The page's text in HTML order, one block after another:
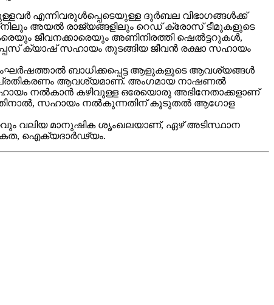
എന്നിവരുൾപ്പെടെയുള്ള ദുർബല വിഭാഗങ്ങൾക്ക്
അയൽ രാജ്യങ്ങളിലും റെഡ് ക്രോസ് ടീമുകളുടെ
ജീവനക്കാരെയും അണിനിരത്തി ഷെൽട്ടറുകൾ,
ക്യാഷ് സഹായം തുടങ്ങിയ ജീവൻ രക്ഷാ സഹായം
ബാധിക്കപ്പെട്ട ആളുകളുടെ ആവശ്യങ്ങൾ
പ്രതികരണം ആവശ്യമാണ്. അംഗമായ നാഷണൽ
നൽകാൻ കഴിവുള്ള ഒരേയൊരു അഭിനേതാക്കളാണ്
സഹായം നൽകുന്നതിന് കൂടുതൽ ആഗോള
വലിയ മാനുഷിക ശൃംഖലയാണ്, ഏഴ് അടിസ്ഥാന
ഐക്യദാർഢ്യം.